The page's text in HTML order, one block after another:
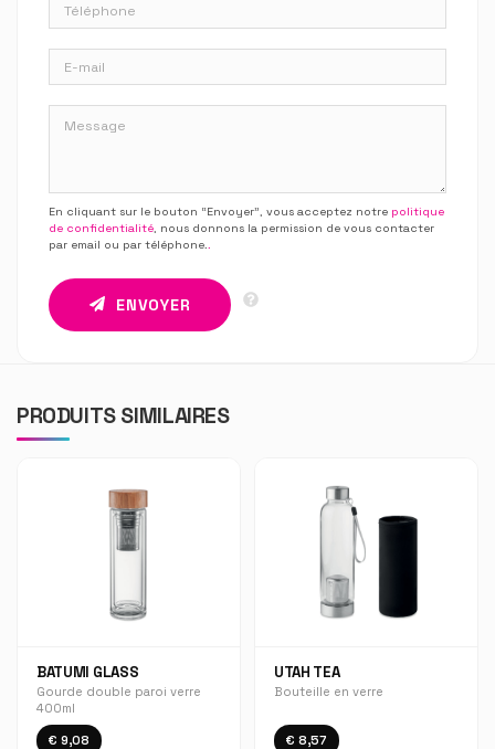
En cliquant sur le bouton “Envoyer”, vous acceptez notre politique
de confidentialité, nous donnons la permission de vous contacter
par email ou par téléphone..
ENVOYER
PRODUITS SIMILAIRES
BATUMI GLASS
Gourde double paroi verre
400ml
€ 9,08
UTAH TEA
Bouteille en verre
€ 8,57